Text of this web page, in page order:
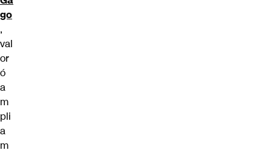
go
,
val
or
ó
a
m
pli
a
m